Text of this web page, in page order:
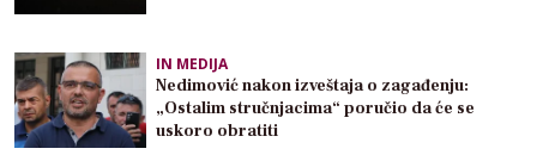
IN MEDIJA
Nedimović nakon izveštaja o zagađenju:
„Ostalim stručnjacima“ poručio da će se
uskoro obratiti